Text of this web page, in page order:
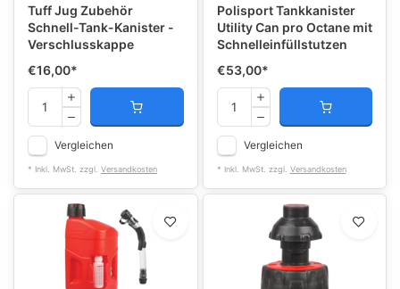
Tuff Jug Zubehör
Schnell-Tank-Kanister -
Verschlusskappe
€16,00*
Vergleichen
* Inkl. MwSt. zzgl. Versandkosten
Polisport Tankkanister
Utility Can pro Octane mit
Schnelleinfüllstutzen
€53,00*
Vergleichen
* Inkl. MwSt. zzgl. Versandkosten